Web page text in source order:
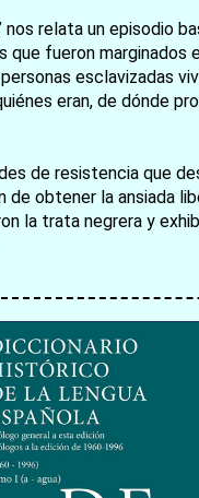
お買い物
nos relata un
fueron
esclavizadas
eran, de dónde
de resistencia que
obtener la ansiada
la trata negrera y